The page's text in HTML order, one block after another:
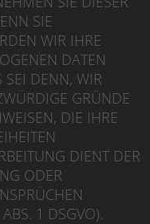
SIE
WIR IHRE
DATEN
SEI DENN, WIR
GRÜNDE
DIE IHRE
DIENT DER
ODER
1 DSGVO).